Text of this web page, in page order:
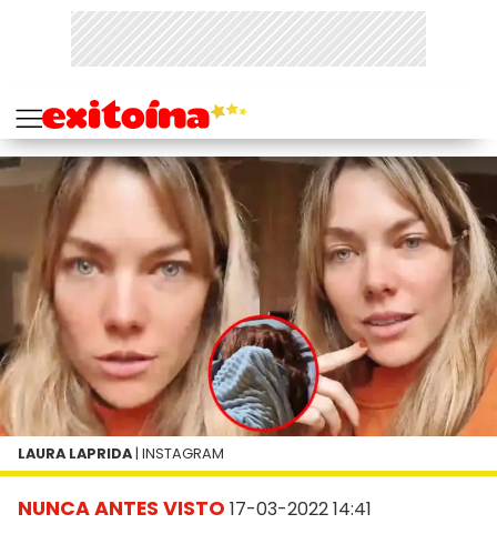
NUNCA ANTES VISTO 17-03-2022 14:41
LAURA LAPRIDA | INSTAGRAM